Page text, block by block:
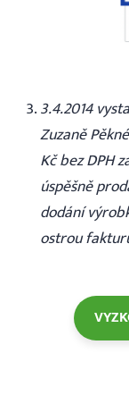
3.4.2014
Zuzaně
Kč bez DPH
úspěšně
dodání
ostrou